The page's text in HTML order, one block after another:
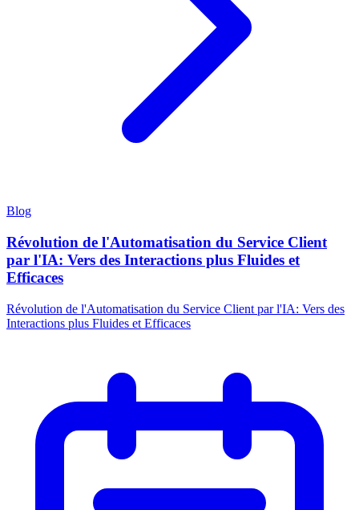
Blog
Révolution de l'Automatisation du Service Client
par l'IA: Vers des Interactions plus Fluides et
Efficaces
Révolution de l'Automatisation du Service Client par l'IA: Vers des
Interactions plus Fluides et Efficaces